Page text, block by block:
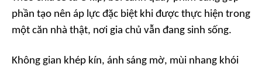
phần tạo nên áp lực đặc biệt khi được thực hiện trong
một căn nhà thật, nơi gia chủ vẫn đang sinh sống.
Không gian khép kín, ánh sáng mờ, mùi nhang khói